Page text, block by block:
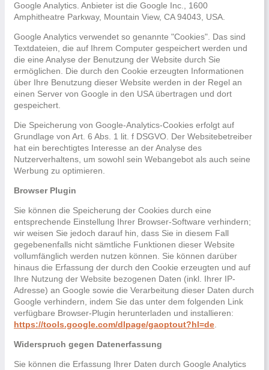
Google Analytics. Anbieter ist die Google Inc., 1600
Amphitheatre Parkway, Mountain View, CA 94043, USA.
Google Analytics verwendet so genannte "Cookies". Das sind
Textdateien, die auf Ihrem Computer gespeichert werden und
die eine Analyse der Benutzung der Website durch Sie
ermöglichen. Die durch den Cookie erzeugten Informationen
über Ihre Benutzung dieser Website werden in der Regel an
einen Server von Google in den USA übertragen und dort
gespeichert.
Die Speicherung von Google-Analytics-Cookies erfolgt auf
Grundlage von Art. 6 Abs. 1 lit. f DSGVO. Der Websitebetreiber
hat ein berechtigtes Interesse an der Analyse des
Nutzerverhaltens, um sowohl sein Webangebot als auch seine
Werbung zu optimieren.
Browser Plugin
Sie können die Speicherung der Cookies durch eine
entsprechende Einstellung Ihrer Browser-Software verhindern;
wir weisen Sie jedoch darauf hin, dass Sie in diesem Fall
gegebenenfalls nicht sämtliche Funktionen dieser Website
vollumfänglich werden nutzen können. Sie können darüber
hinaus die Erfassung der durch den Cookie erzeugten und auf
Ihre Nutzung der Website bezogenen Daten (inkl. Ihrer IP-
Adresse) an Google sowie die Verarbeitung dieser Daten durch
Google verhindern, indem Sie das unter dem folgenden Link
verfügbare Browser-Plugin herunterladen und installieren:
https://tools.google.com/dlpage/gaoptout?hl=de
Widerspruch gegen Datenerfassung
Sie können die Erfassung Ihrer Daten durch Google Analytics